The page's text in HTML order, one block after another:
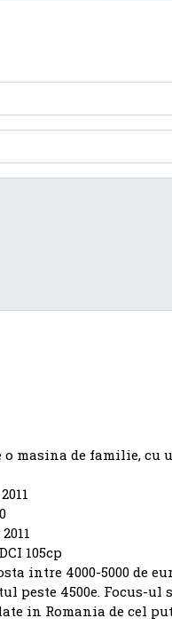
masina de familie, cu
105cp
intre 4000-5000 de
peste 4500e. Focus-
in Romania de cel